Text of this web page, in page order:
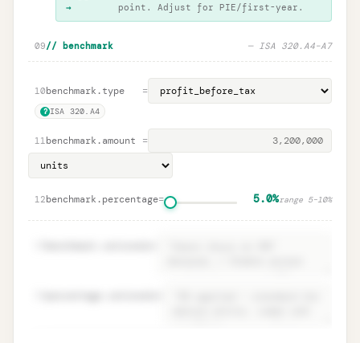
→
point. Adjust for PIE/first-year.
09// benchmark — ISA 320.A4–A7
10benchmark.type =
? ISA 320.A4
11 benchmark.amount =
12benchmark.percentage= 5.0%range 5–10%